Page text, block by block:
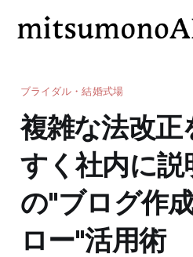
ブライダル・結婚式場
複雑な法改正
すく社内に
の"ブログ作
ロー"活用術